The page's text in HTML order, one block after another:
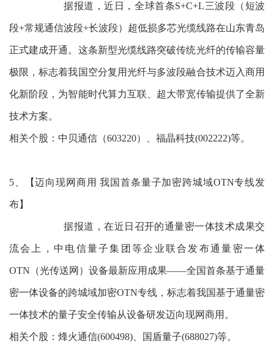
据报道，近日，全球首条S+C+L三波段（短波
段+常规通信波段+长波段）超低损多芯光缆线路在山东青岛
正式建成开通。这条新型光缆线路突破传统光纤的传输容量
极限，标志着我国空分复用光纤与多波段融合技术迈入商用
化新阶段，为智能时代算力互联、超大带宽传输提供了全新
技术方案。
相关个股：中贝通信（603220）、福晶科技(002222)等。
5、【迈向现网商用 我国首条量子加密跨城域OTN专线发
布】
据报道，在近日召开的通量密一体技术成果交
流会上，中电信量子集团等企业联合发布通量密一体
OTN（光传送网）设备最新应用成果——全国首条基于通量
密一体设备的跨城域加密OTN专线，标志着我国基于通量密
一体技术的量子安全传输从设备研发迈向现网商用。
相关个股：烽火通信(600498)、国盾量子(688027)等。